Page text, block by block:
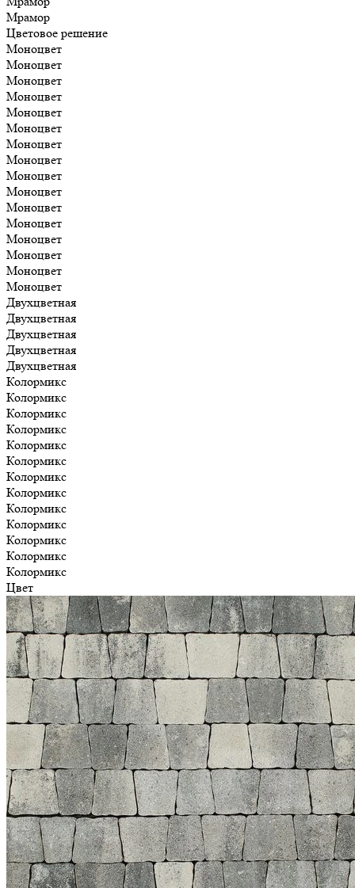
Мрамор
Цветовое решение
Моноцвет
Моноцвет
Моноцвет
Моноцвет
Моноцвет
Моноцвет
Моноцвет
Моноцвет
Моноцвет
Моноцвет
Моноцвет
Моноцвет
Моноцвет
Моноцвет
Моноцвет
Моноцвет
Двухцветная
Двухцветная
Двухцветная
Двухцветная
Двухцветная
Колормикс
Колормикс
Колормикс
Колормикс
Колормикс
Колормикс
Колормикс
Колормикс
Колормикс
Колормикс
Колормикс
Колормикс
Колормикс
Цвет